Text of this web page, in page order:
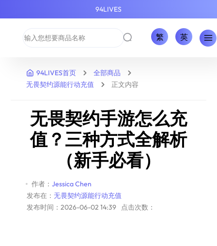
94LIVES
繁 英
94LIVES首页
全部商品
无畏契约源能行动充值
正文内容
无畏契约手游怎么充
值？三种方式全解析
（新手必看）
作者： Jessica Chen
发布在： 无畏契约源能行动充值
发布时间：2026-06-02 14:39
点击次数：